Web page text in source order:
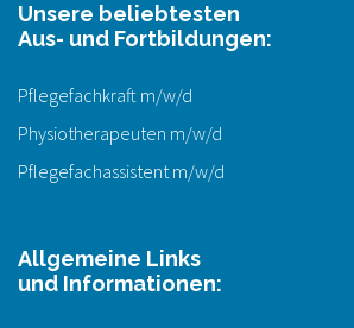
Unsere beliebtesten
Aus- und Fortbildungen:
Pflegefachkraft m/w/d
Physiotherapeuten m/w/d
Pflegefachassistent m/w/d
Allgemeine Links
und Informationen: